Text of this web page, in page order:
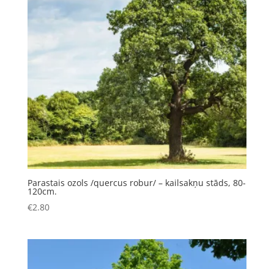
Parastais ozols /quercus robur/ – kailsakņu stāds, 80-
120cm.
€2.80